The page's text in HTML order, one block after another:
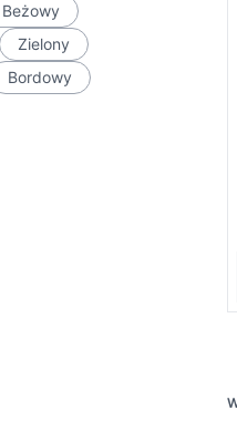
Beżowy
Zielony
Bordowy